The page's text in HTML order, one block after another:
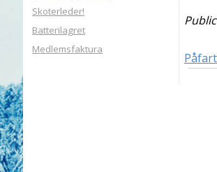
Skoterleder!
Batterilagret
Medlemsfaktura